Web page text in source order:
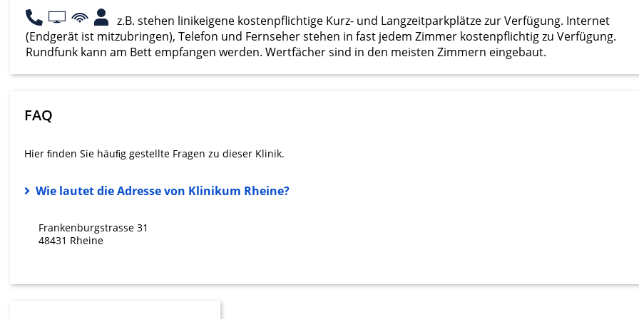
z.B. stehen linikeigene kostenpflichtige Kurz- und Langzeitparkplätze zur Verfügung. Internet
(Endgerät ist mitzubringen), Telefon und Fernseher stehen in fast jedem Zimmer kostenpflichtig zu Verfügung.
Rundfunk kann am Bett empfangen werden. Wertfächer sind in den meisten Zimmern eingebaut.
FAQ
Hier ﬁnden Sie häuﬁg gestellte Fragen zu dieser Klinik.
Wie lautet die Adresse von Klinikum Rheine?
Frankenburgstrasse 31
48431 Rheine
Werbung